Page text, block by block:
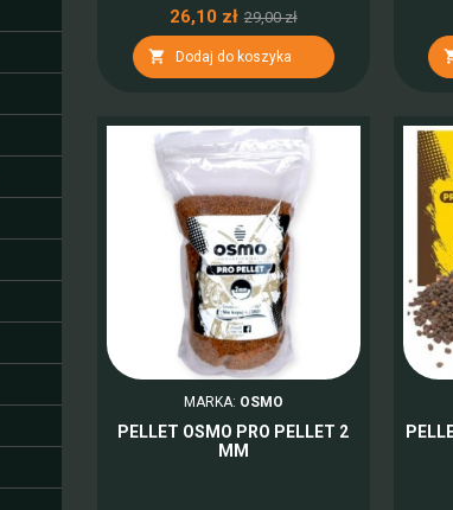
26,10 zł 29,00 zł
 Dodaj do koszyka
MARKA: OSMO
PELLET OSMO PRO PELLET 2
MM